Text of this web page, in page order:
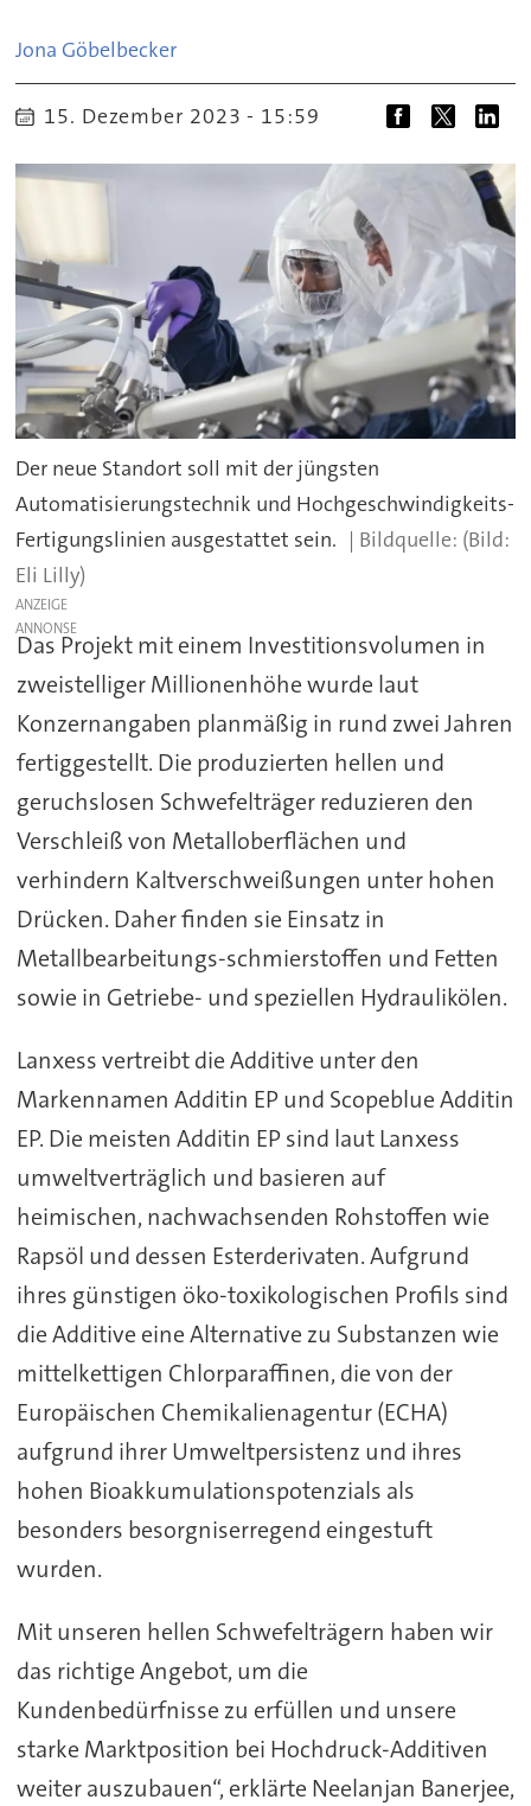
Jona Göbelbecker
15. Dezember 2023 - 15:59
Der neue Standort soll mit der jüngsten
Automatisierungstechnik und Hochgeschwindigkeits-
Fertigungslinien ausgestattet sein.
(Bild:
Eli Lilly)
ANZEIGE
Das Projekt mit einem Investitionsvolumen in
zweistelliger Millionenhöhe wurde laut
Konzernangaben planmäßig in rund zwei Jahren
fertiggestellt. Die produzierten hellen und
geruchslosen Schwefelträger reduzieren den
Verschleiß von Metalloberflächen und
verhindern Kaltverschweißungen unter hohen
Drücken. Daher finden sie Einsatz in
Metallbearbeitungs-schmierstoffen und Fetten
sowie in Getriebe- und speziellen Hydraulikölen.
Lanxess vertreibt die Additive unter den
Markennamen Additin EP und Scopeblue Additin
EP. Die meisten Additin EP sind laut Lanxess
umweltverträglich und basieren auf
heimischen, nachwachsenden Rohstoffen wie
Rapsöl und dessen Esterderivaten. Aufgrund
ihres günstigen öko-toxikologischen Profils sind
die Additive eine Alternative zu Substanzen wie
mittelkettigen Chlorparaffinen, die von der
Europäischen Chemikalienagentur (ECHA)
aufgrund ihrer Umweltpersistenz und ihres
hohen Bioakkumulationspotenzials als
besonders besorgniserregend eingestuft
wurden.
Mit unseren hellen Schwefelträgern haben wir
das richtige Angebot, um die
Kundenbedürfnisse zu erfüllen und unsere
starke Marktposition bei Hochdruck-Additiven
weiter auszubauen“, erklärte Neelanjan Banerjee,